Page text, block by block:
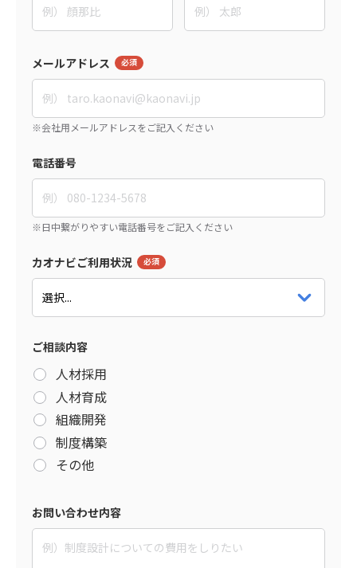
メールアドレス
電話番号
カオナビご利用状況
ご相談内容
人材採用
人材育成
組織開発
制度構築
その他
お問い合わせ内容